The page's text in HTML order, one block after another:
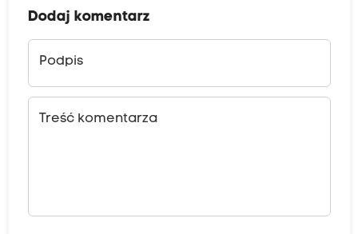
Dodaj komentarz
Podpis
Treść komentarza